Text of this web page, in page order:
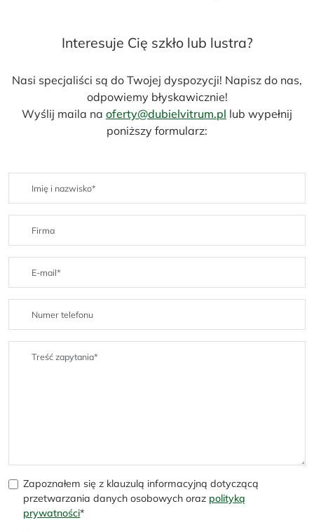
Interesuje Cię szkło lub lustra?
Nasi specjaliści są do Twojej dyspozycji! Napisz do nas,
odpowiemy błyskawicznie!
Wyślij maila na oferty@dubielvitrum.pl lub wypełnij
poniższy formularz:
Zapoznałem się z klauzulą informacyjną dotyczącą
przetwarzania danych osobowych oraz polityką
prywatności*